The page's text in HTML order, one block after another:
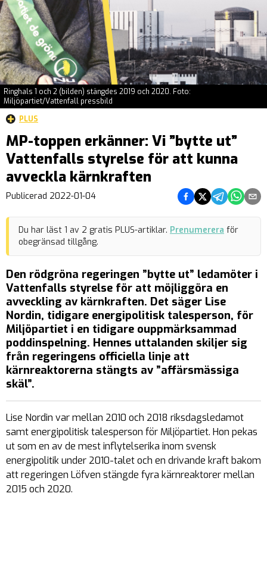
Ringhals 1 och 2 (bilden) stängdes 2019 och 2020. Foto:
Miljöpartiet/Vattenfall pressbild
PLUS
MP-toppen erkänner: Vi ”bytte ut”
Vattenfalls styrelse för att kunna
avveckla kärnkraften
Publicerad 2022-01-04 Dela på Facebook
Dela på Twitter
Dela påDela på
Dela
Du har läst 1 av 2 gratis PLUS-artiklar. Prenumerera för
obegränsad tillgång.
Den rödgröna regeringen ”bytte ut” ledamöter i
Vattenfalls styrelse för att möjliggöra en
avveckling av kärnkraften. Det säger Lise
Nordin, tidigare energipolitisk talesperson, för
Miljöpartiet i en tidigare ouppmärksammad
poddinspelning. Hennes uttalanden skiljer sig
från regeringens officiella linje att
kärnreaktorerna stängts av ”affärsmässiga
skäl”.
Lise Nordin var mellan 2010 och 2018 riksdagsledamot
samt energipolitisk talesperson för Miljöpartiet. Hon pekas
ut som en av de mest inflytelserika inom svensk
energipolitik under 2010-talet och en drivande kraft bakom
att regeringen Löfven stängde fyra kärnreaktorer mellan
2015 och 2020.